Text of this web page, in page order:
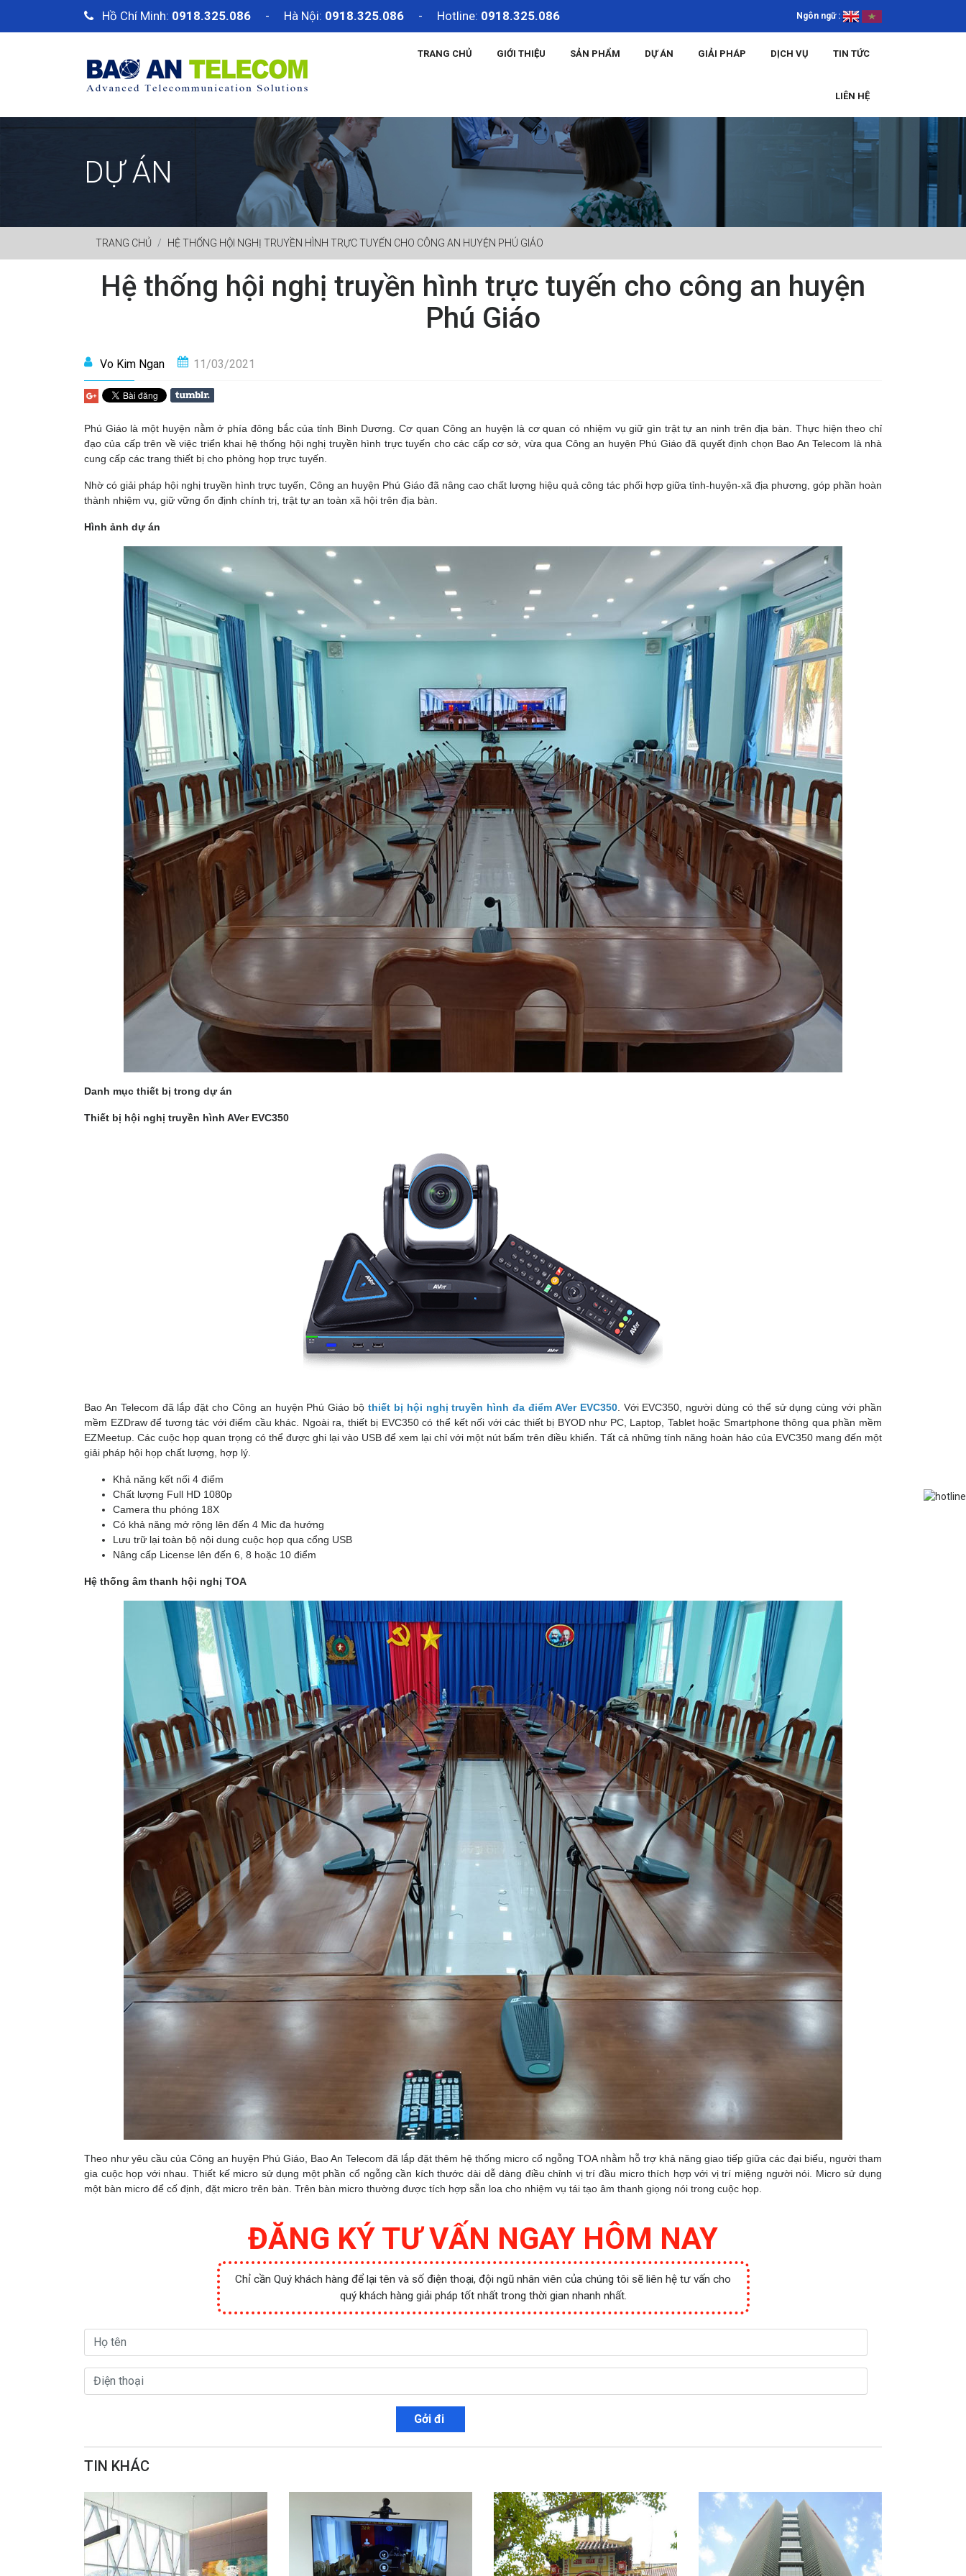
Hồ Chí Minh: 0918.325.086 - Hà Nội: 0918.325.086 - Hotline: 0918.325.086 Ngôn ngữ :
TRANG CHỦ GIỚI THIỆU SẢN PHẨM DỰ ÁN GIẢI PHÁP DỊCH VỤ TIN TỨC
LIÊN HỆ
DỰ ÁN
TRANG CHỦ HỆ THỐNG HỘI NGHỊ TRUYỀN HÌNH TRỰC TUYẾN CHO CÔNG AN HUYỆN PHÚ GIÁO
Hệ thống hội nghị truyền hình trực tuyến cho công an huyện
Phú Giáo
Vo Kim Ngan 11/03/2021
Phú Giáo là một huyện nằm ở phía đông bắc của tỉnh Bình Dương. Cơ quan Công an huyện là cơ quan có nhiệm vụ giữ gìn trật tự an ninh trên địa bàn. Thực hiện theo chỉ
đạo của cấp trên về việc triển khai hệ thống hội nghị truyền hình trực tuyến cho các cấp cơ sở, vừa qua Công an huyện Phú Giáo đã quyết định chọn Bao An Telecom là nhà
cung cấp các trang thiết bị cho phòng họp trực tuyến.
Nhờ có giải pháp hội nghị truyền hình trực tuyến, Công an huyện Phú Giáo đã nâng cao chất lượng hiệu quả công tác phối hợp giữa tỉnh-huyện-xã địa phương, góp phần hoàn
thành nhiệm vụ, giữ vững ổn định chính trị, trật tự an toàn xã hội trên địa bàn.
Hình ảnh dự án
Danh mục thiết bị trong dự án
Thiết bị hội nghị truyền hình AVer EVC350
Bao An Telecom đã lắp đặt cho Công an huyện Phú Giáo bộthiết bị hội nghị truyền hình đa điểm AVer EVC350. Với EVC350, người dùng có thể sử dụng cùng với phần
mềm EZDraw để tương tác với điểm cầu khác. Ngoài ra, thiết bị EVC350 có thể kết nối với các thiết bị BYOD như PC, Laptop, Tablet hoặc Smartphone thông qua phần mềm
EZMeetup. Các cuộc họp quan trọng có thể được ghi lại vào USB để xem lại chỉ với một nút bấm trên điều khiển. Tất cả những tính năng hoàn hảo của EVC350 mang đến một
giải pháp hội họp chất lượng, hợp lý.
Khả năng kết nối 4 điểm
Chất lượng Full HD 1080p
Camera thu phóng 18X
Có khả năng mở rộng lên đến 4 Mic đa hướng
Lưu trữ lại toàn bộ nội dung cuộc họp qua cổng USB
Nâng cấp License lên đến 6, 8 hoặc 10 điểm
Hệ thống âm thanh hội nghị TOA
Theo như yêu cầu của Công an huyện Phú Giáo, Bao An Telecom đã lắp đặt thêm hệ thống micro cổ ngỗng TOA nhằm hỗ trợ khả năng giao tiếp giữa các đại biểu, người tham
gia cuộc họp với nhau. Thiết kế micro sử dụng một phần cổ ngỗng cần kích thước dài dễ dàng điều chỉnh vị trí đầu micro thích hợp với vị trí miệng người nói. Micro sử dụng
một bàn micro để cố định, đặt micro trên bàn. Trên bàn micro thường được tích hợp sẵn loa cho nhiệm vụ tái tạo âm thanh giọng nói trong cuộc họp.
ĐĂNG KÝ TƯ VẤN NGAY HÔM NAY
Chỉ cần Quý khách hàng để lại tên và số điện thoại, đội ngũ nhân viên của chúng tôi sẽ liên hệ tư vấn cho
quý khách hàng giải pháp tốt nhất trong thời gian nhanh nhất.
Gởi đi
TIN KHÁC